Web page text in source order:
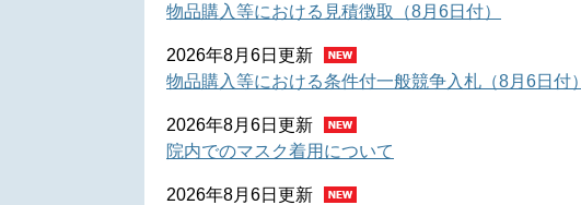
物品購入等における見積徴取（8月6日付）
2026年8月6日更新
物品購入等における条件付一般競争入札（8月6日付）
2026年8月6日更新
院内でのマスク着用について
2026年8月6日更新